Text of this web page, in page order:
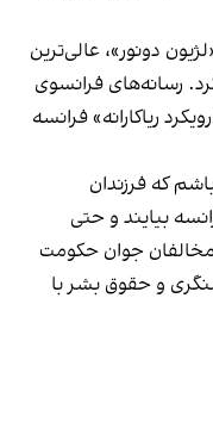
نشان «لژیون دونور»، عالی‌ترین
رسانه‌های فرانسوی
ریاکارانه» فرانسه
که فرزندان
بیایند و حتی
مخالفان جوان حکومت
و حقوق بشر با